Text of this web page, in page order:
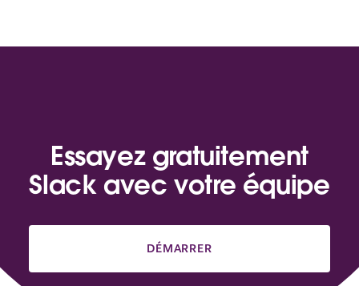
Essayez gratuitement
Slack avec votre équipe
DÉMARRER